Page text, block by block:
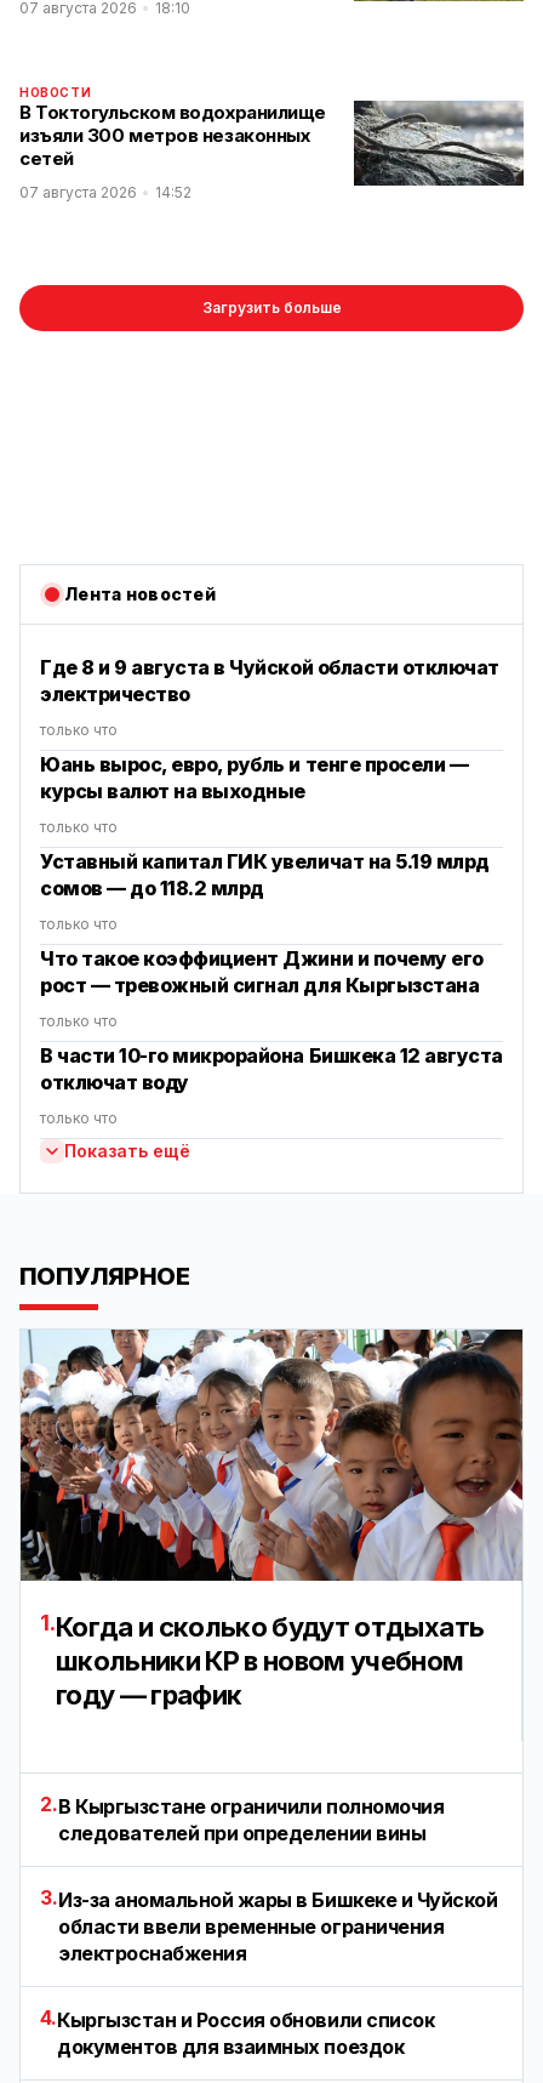
07 августа 2026 18:10
НОВОСТИ
В Токтогульском водохранилище
изъяли 300 метров незаконных
сетей
07 августа 2026 14:52
Загрузить больше
Лента новостей
Где 8 и 9 августа в Чуйской области отключат
электричество
только что
Юань вырос, евро, рубль и тенге просели —
курсы валют на выходные
только что
Уставный капитал ГИК увеличат на 5.19 млрд
сомов — до 118.2 млрд
только что
Что такое коэффициент Джини и почему его
рост — тревожный сигнал для Кыргызстана
только что
В части 10-го микрорайона Бишкека 12 августа
отключат воду
только что
Показать ещё
ПОПУЛЯРНОЕ
1.Когда и сколько будут отдыхать
школьники КР в новом учебном
году — график
2.В Кыргызстане ограничили полномочия
следователей при определении вины
3.Из-за аномальной жары в Бишкеке и Чуйской
области ввели временные ограничения
электроснабжения
4.Кыргызстан и Россия обновили список
документов для взаимных поездок